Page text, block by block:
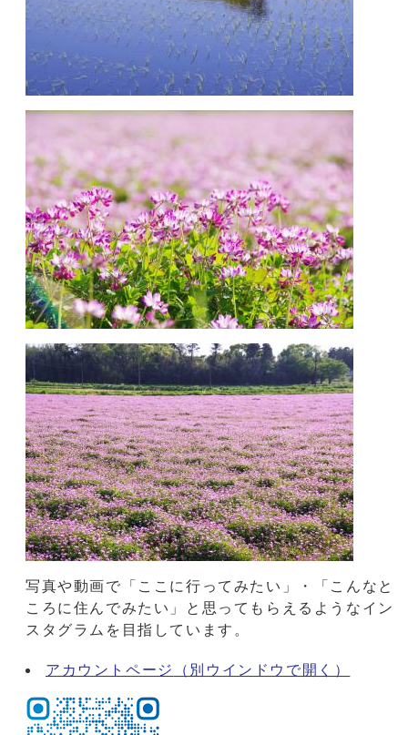
写真や動画で「ここに行ってみたい」・「こんなと
ころに住んでみたい」と思ってもらえるようなイン
スタグラムを目指しています。
アカウントページ （別ウインドウで開く）